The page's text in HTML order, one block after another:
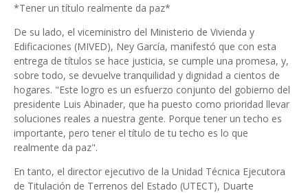
*Tener un título realmente da paz*
De su lado, el viceministro del Ministerio de Vivienda y
Edificaciones (MIVED), Ney García, manifestó que con esta
entrega de títulos se hace justicia, se cumple una promesa, y,
sobre todo, se devuelve tranquilidad y dignidad a cientos de
hogares. "Este logro es un esfuerzo conjunto del gobierno del
presidente Luis Abinader, que ha puesto como prioridad llevar
soluciones reales a nuestra gente. Porque tener un techo es
importante, pero tener el título de tu techo es lo que
realmente da paz".
En tanto, el director ejecutivo de la Unidad Técnica Ejecutora
de Titulación de Terrenos del Estado (UTECT), Duarte